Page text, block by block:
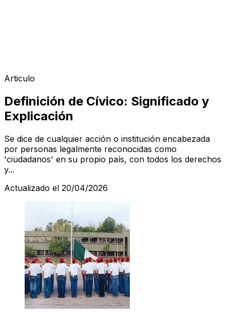
Articulo
Definición de Cívico: Significado y
Explicación
Se dice de cualquier acción o institución encabezada
por personas legalmente reconocidas como
'ciudadanos' en su propio país, con todos los derechos
y...
Actualizado el 20/04/2026